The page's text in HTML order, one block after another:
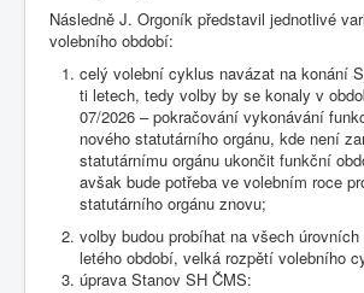
Následně J. Orgoník představil jednotlivé
volebního období:
celý volební cyklus navázat na konání
ti letech, tedy volby by se konaly v
07/2026 – pokračování vykonávání
nového statutárního orgánu, kde není
statutárnímu orgánu ukončit funkční
avšak bude potřeba ve volebním roce
statutárního orgánu znovu;
volby budou probíhat na všech
letého období, velká rozpětí volebního
úprava Stanov SH ČMS: